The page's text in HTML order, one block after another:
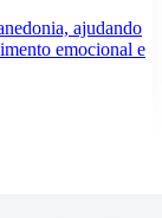
ajudando
emocional e